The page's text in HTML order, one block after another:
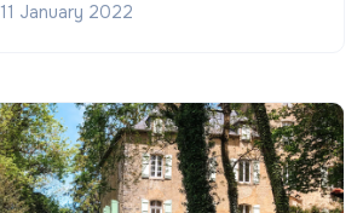
11 January 2022